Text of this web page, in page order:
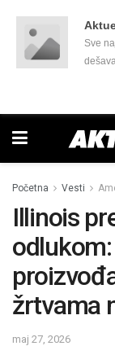
Sve
još
Početna Vesti
Illinois
žrtvama
maj 27, 2026